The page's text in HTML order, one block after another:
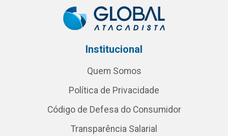
Institucional
Quem Somos
Política de Privacidade
Código de Defesa do Consumidor
Transparência Salarial